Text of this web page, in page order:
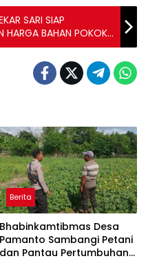
SARI SIAP
HARGA BAHAN POKOK
2025 DAN TAHUN
Berita
Bhabinkamtibmas Desa
Pamanto Sambangi Petani
dan Pantau Pertumbuhan